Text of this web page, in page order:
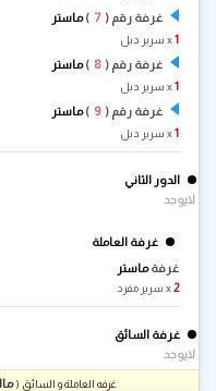
غرفة رقم ( 7
)ماستر
1
غرفة رقم ( 8
)ماستر
1
غرفة رقم ( 9
)ماستر
1
الدور الثاني
لايوجد
غرفة العاملة
غرفةماستر
2
غرفة السائق
لايوجد
غرفه العاملة و السائق (